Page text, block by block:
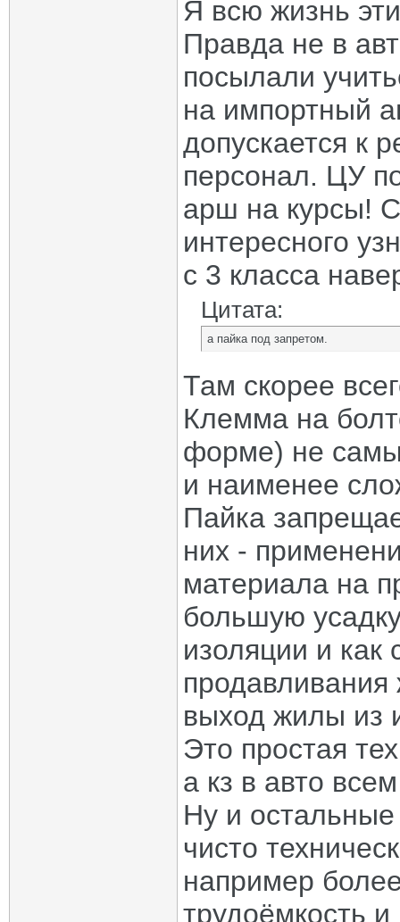
Я всю жизнь
Правда не в
посылали
на импортный
допускается к
персонал. ЦУ
арш на курсы!
интересного
с 3 класса
Цитата:
а пайка под запретом.
Там скорее
Клемма на
форме) не
и наименее
Пайка
них -
материала на
большую
изоляции и как
выход жилы из
Это простая
а кз в авто
Ну и
чисто
например
трудоёмкость